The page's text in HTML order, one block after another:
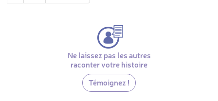
Ne laissez pas les autres
raconter votre histoire
Témoignez !